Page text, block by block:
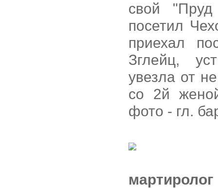
свой
посетил
приехал
Зглейц,
увезла от
со 2й
фото - гл.
мартиролог